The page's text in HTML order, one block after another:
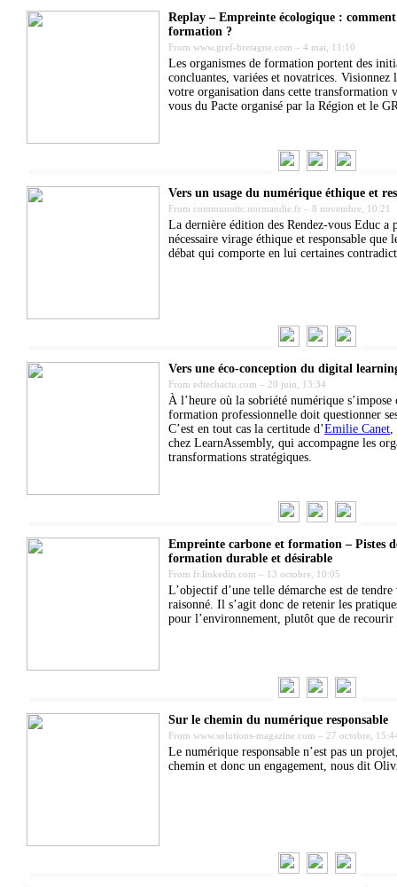
Replay – Empreinte écologique :
formation ?
From www.gref-bretagne.com – 4 mai, 11:10
Les organismes de formation portent des
concluantes, variées et novatrices.
votre organisation dans cette transformation
vous du Pacte organisé par la Région et le
Vers un usage du numérique éthique et
From communotic.normandie.fr – 8 novembre, 10:21
La dernière édition des Rendez-vous Educ a
nécessaire virage éthique et responsable que
débat qui comporte en lui certaines
Vers une éco-conception du digital
From edtechactu.com – 20 juin, 13:34
À l’heure où la sobriété numérique
formation professionnelle doit questionner
C’est en tout cas la certitude d’Emilie Canet
chez LearnAssembly, qui accompagne les
transformations stratégiques.
Empreinte carbone et formation – Pistes
formation durable et désirable
From fr.linkedin.com – 13 octobre, 10:05
L’objectif d’une telle démarche est de
raisonné. Il s’agit donc de retenir les
pour l’environnement, plutôt que de recourir
Sur le chemin du numérique responsable
From www.solutions-magazine.com – 27 octobre,
Le numérique responsable n’est pas un
chemin et donc un engagement, nous dit